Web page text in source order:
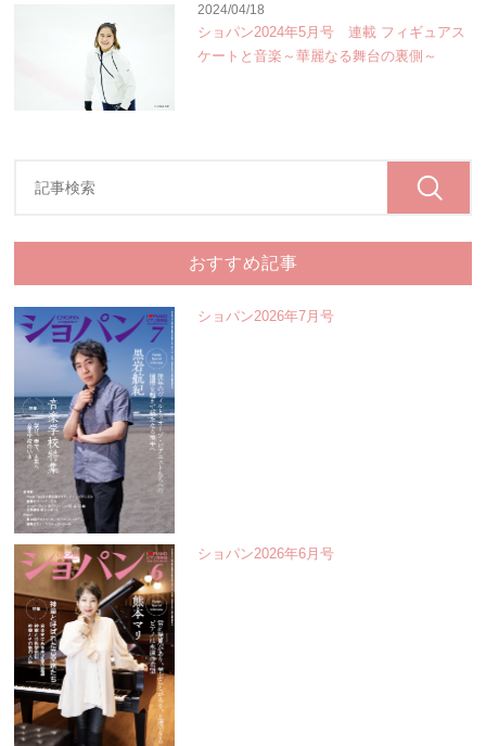
2024/04/18
ショパン2024年5月号 連載 フィギュアス
ケートと音楽～華麗なる舞台の裏側～
おすすめ記事
ショパン2026年7月号
ショパン2026年6月号